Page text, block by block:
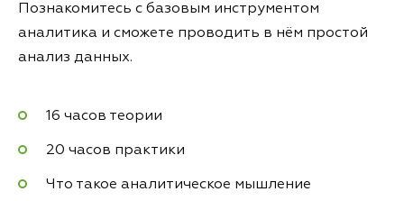
Познакомитесь с базовым инструментом
аналитика и сможете проводить в нём простой
анализ данных.
16 часов теории
20 часов практики
Что такое аналитическое мышление